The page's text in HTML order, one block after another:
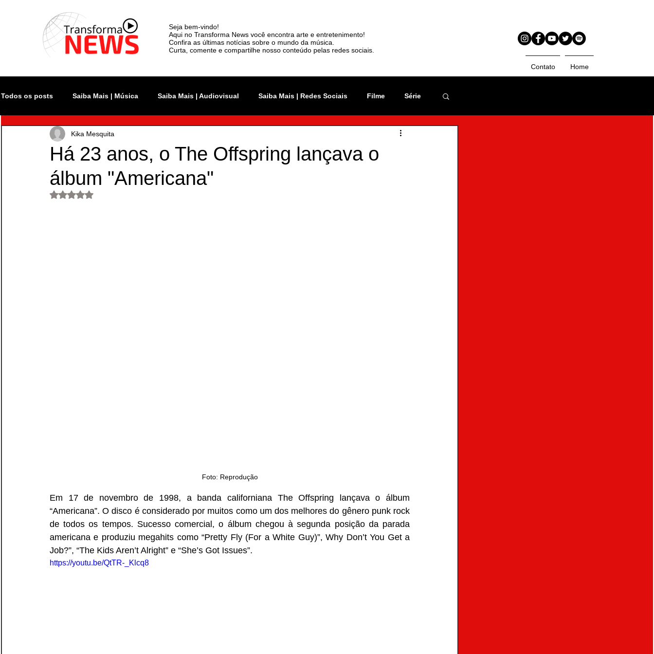
Seja bem-vindo!
Aqui no Transforma News você encontra arte e entretenimento!
Confira as últimas notícias sobre o mundo da música.
Curta, comente e compartilhe nosso conteúdo pelas redes sociais.
Contato Home
Todos os posts Saiba Mais | Música Saiba Mais | Audiovisual Saiba Mais | Redes Sociais Filme Série
Atualidade Rock In Rio
Monsters of Rock SP The Town Lollapalooza Brasil
Há 23 anos, o The Offspring lançava o
álbum "Americana"
Kika Mesquita
Avaliado com NaN de 5 estrelas.
Foto: Reprodução
Em 17 de novembro de 1998, a banda californiana The Offspring lançava o álbum
“Americana”. O disco é considerado por muitos como um dos melhores do gênero punk rock
de todos os tempos. Sucesso comercial, o álbum chegou à segunda posição da parada
americana e produziu megahits como “Pretty Fly (For a White Guy)”, Why Don’t You Get a
Job?”, “The Kids Aren’t Alright” e “She’s Got Issues”.
https://youtu.be/QtTR-_Klcq8